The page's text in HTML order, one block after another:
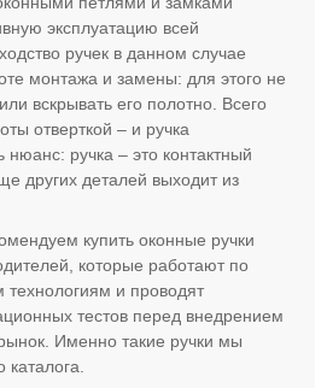
эксплуатацию всей
ручек в данном случае
монтажа и замены: для этого не
вскрывать его полотно. Всего
отверткой – и ручка
нюанс: ручка – это контактный
других деталей выходит из
купить оконные ручки
которые работают по
и проводят
тестов перед внедрением
Именно такие ручки мы